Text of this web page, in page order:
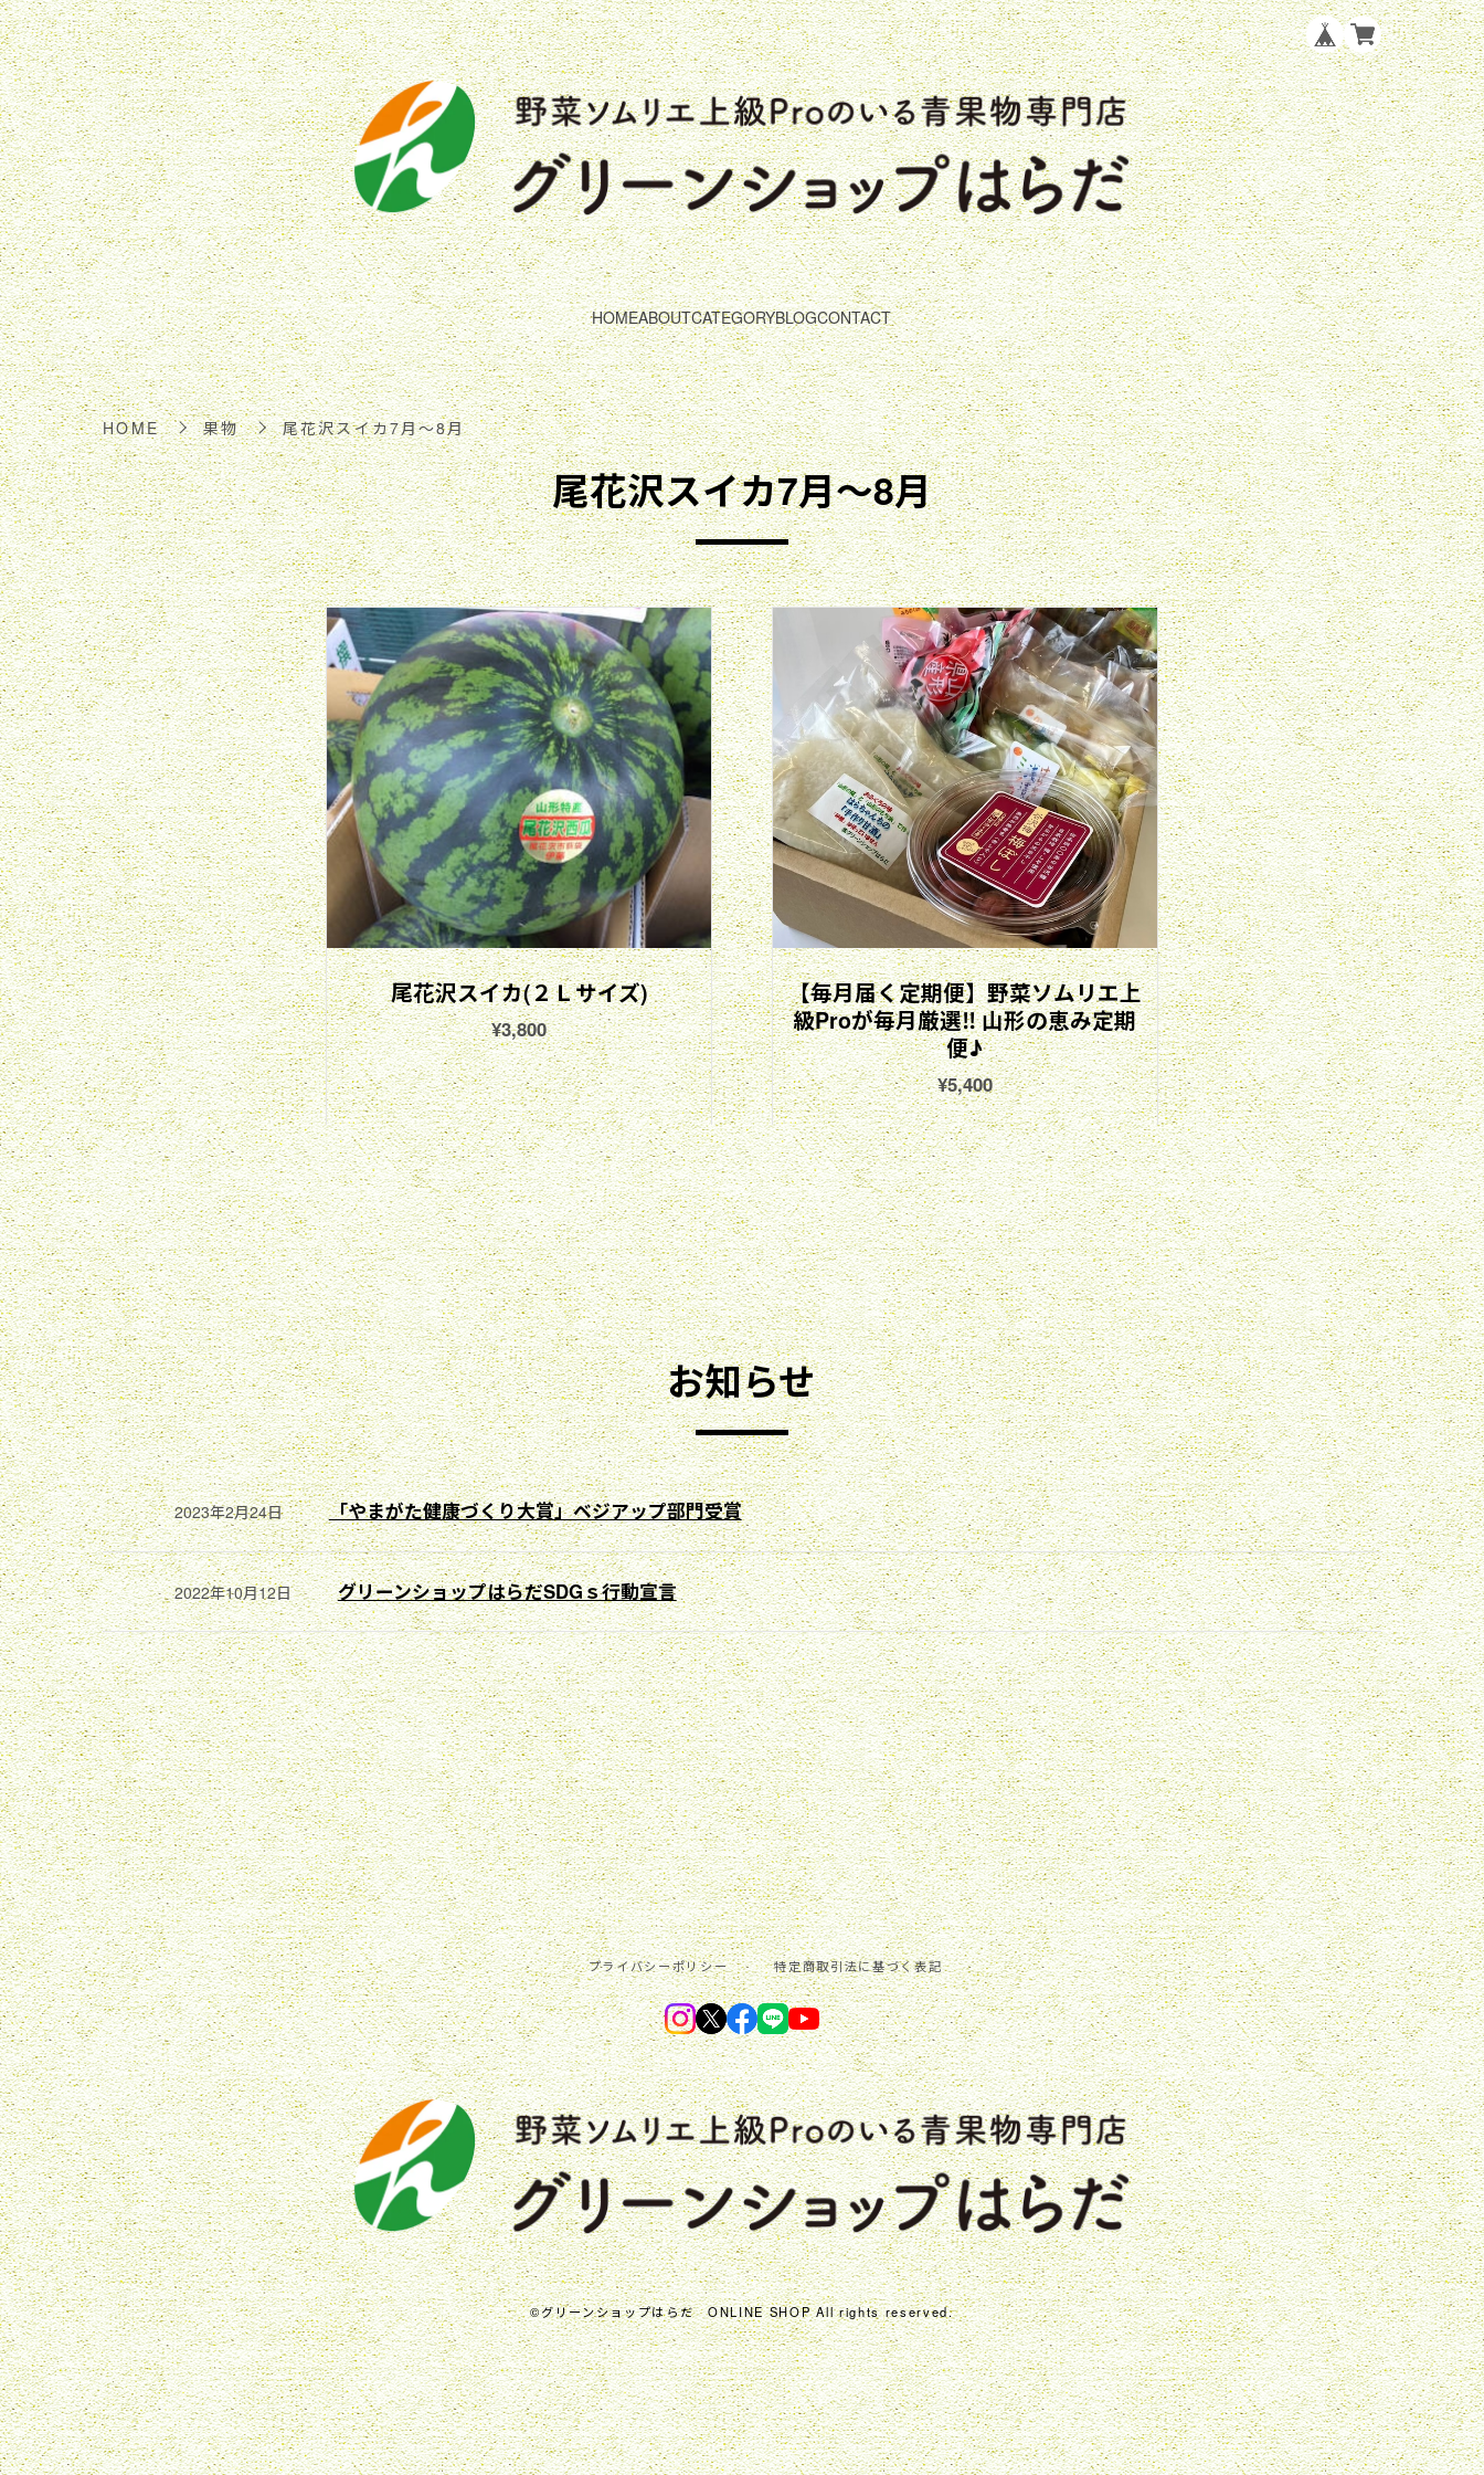
HOMEABOUTCATEGORYBLOGCONTACT
HOME 果物 尾花沢スイカ7月～8月
尾花沢スイカ7月～8月
尾花沢スイカ(２Ｌサイズ)
¥3,800
【毎月届く定期便】野菜ソムリエ上
級Proが毎月厳選‼ 山形の恵み定期
便♪
¥5,400
お知らせ
2023年2月24日 「やまがた健康づくり大賞」ベジアップ部門受賞
2022年10月12日 グリーンショップはらだSDGｓ行動宣言
プライバシーポリシー 特定商取引法に基づく表記
©︎グリーンショップはらだ ONLINE SHOP All rights reserved.